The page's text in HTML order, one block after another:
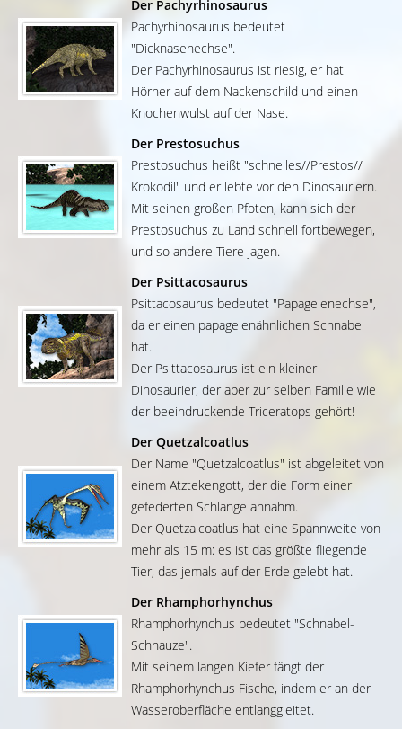
Der Pachyrhinosaurus
Pachyrhinosaurus bedeutet
"Dicknasenechse".
Der Pachyrhinosaurus ist riesig, er hat
Hörner auf dem Nackenschild und einen
Knochenwulst auf der Nase.
Der Prestosuchus
Prestosuchus heißt "schnelles//Prestos//
Krokodil" und er lebte vor den Dinosauriern.
Mit seinen großen Pfoten, kann sich der
Prestosuchus zu Land schnell fortbewegen,
und so andere Tiere jagen.
Der Psittacosaurus
Psittacosaurus bedeutet "Papageienechse",
da er einen papageienähnlichen Schnabel
hat.
Der Psittacosaurus ist ein kleiner
Dinosaurier, der aber zur selben Familie wie
der beeindruckende Triceratops gehört!
Der Quetzalcoatlus
Der Name "Quetzalcoatlus" ist abgeleitet von
einem Atztekengott, der die Form einer
gefederten Schlange annahm.
Der Quetzalcoatlus hat eine Spannweite von
mehr als 15 m: es ist das größte fliegende
Tier, das jemals auf der Erde gelebt hat.
Der Rhamphorhynchus
Rhamphorhynchus bedeutet "Schnabel-
Schnauze".
Mit seinem langen Kiefer fängt der
Rhamphorhynchus Fische, indem er an der
Wasseroberfläche entlanggleitet.